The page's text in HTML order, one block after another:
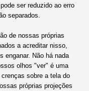
ser reduzido ao erro
separados.
de nossas próprias
a acreditar nisso,
enganar. Não há nada
olhos "ver" é uma
sobre a tela do
próprias projeções